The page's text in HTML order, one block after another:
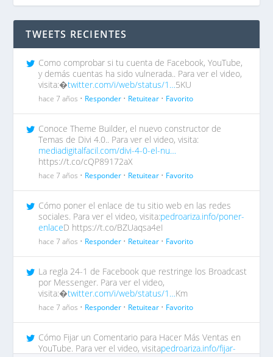
TWEETS RECIENTES
Como comprobar si tu cuenta de Facebook, YouTube,
y demás cuentas ha sido vulnerada.. Para ver el video,
visita:�twitter.com/i/web/status/1…5KU
hace 7 años • Responder • Retuitear • Favorito
Conoce Theme Builder, el nuevo constructor de
Temas de Divi 4.0.. Para ver el video, visita:
mediadigitalfacil.com/divi-4-0-el-nu…
https://t.co/cQP89172aX
hace 7 años • Responder • Retuitear • Favorito
Cómo poner el enlace de tu sitio web en las redes
sociales. Para ver el video, visita:pedroariza.info/poner-
enlaceD https://t.co/BZUaqsa4eI
hace 7 años • Responder • Retuitear • Favorito
La regla 24-1 de Facebook que restringe los Broadcast
por Messenger. Para ver el video,
visita:�twitter.com/i/web/status/1…Km
hace 7 años • Responder • Retuitear • Favorito
Cómo Fijar un Comentario para Hacer Más Ventas en
YouTube. Para ver el video, visitapedroariza.info/fijar-